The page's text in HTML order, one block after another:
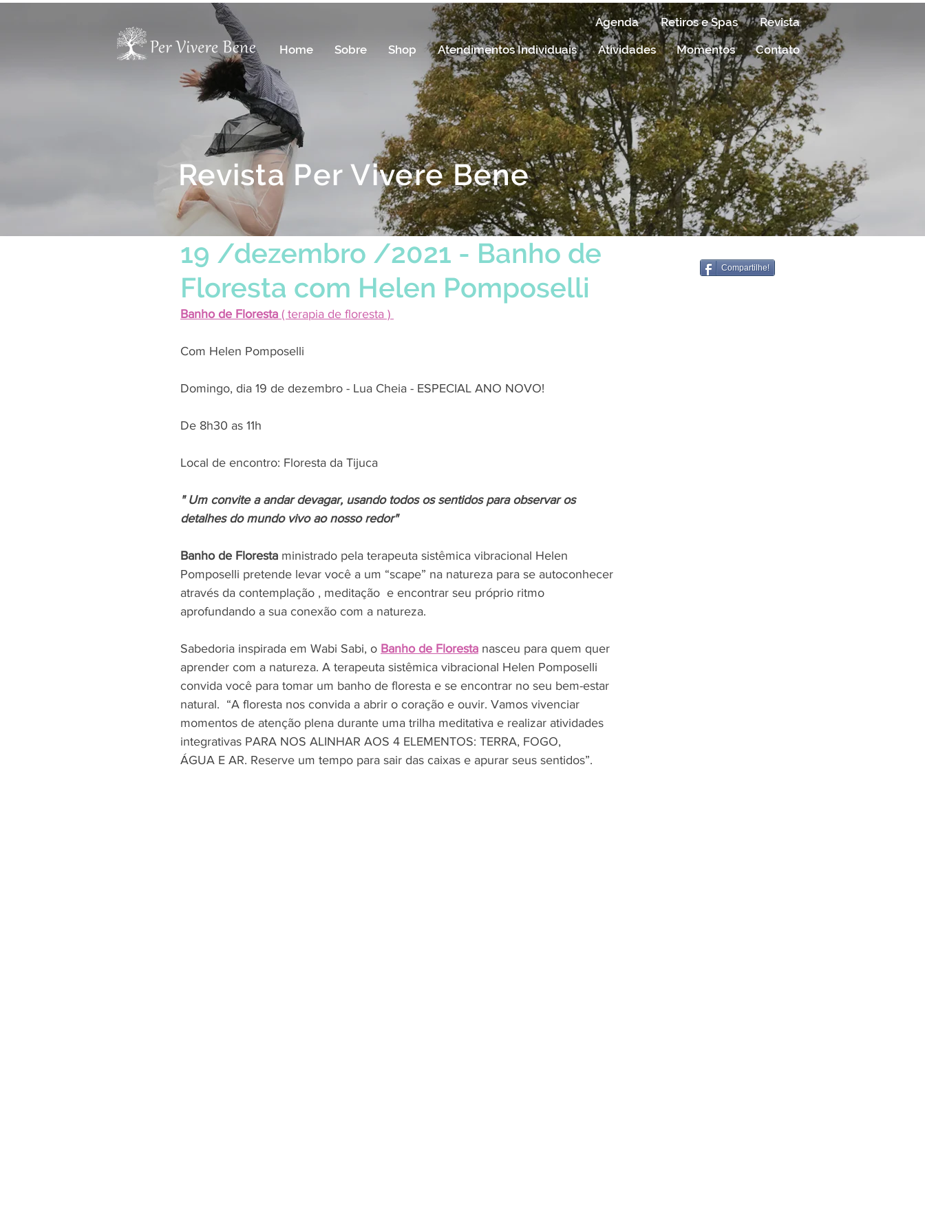
Agenda Retiros e Spas
Revista
Home
Sobre Shop Atendimentos Individuais Atividades Momentos Contato
19 /dezembro /2021 - Banho de
Floresta com Helen Pomposelli
Banho de Floresta ( terapia de floresta )
Com Helen Pomposelli
Domingo, dia 19 de dezembro - Lua Cheia - ESPECIAL ANO NOVO!
De 8h30 as 11h
Local de encontro: Floresta da Tijuca
" Um convite a andar devagar, usando todos os sentidos para observar os
detalhes do mundo vivo ao nosso redor"
Banho de Floresta ministrado pela terapeuta sistêmica vibracional Helen
Pomposelli pretende levar você a um “scape” na natureza para se autoconhecer
através da contemplação , meditação  e encontrar seu próprio ritmo
aprofundando a sua conexão com a natureza.
Sabedoria inspirada em Wabi Sabi, o Banho de Floresta nasceu para quem quer
aprender com a natureza. A terapeuta sistêmica vibracional Helen Pomposelli
convida você para tomar um banho de floresta e se encontrar no seu bem-estar
natural.  “A floresta nos convida a abrir o coração e ouvir. Vamos vivenciar
momentos de atenção plena durante uma trilha meditativa e realizar atividades
integrativas PARA NOS ALINHAR AOS 4 ELEMENTOS: TERRA, FOGO,
ÁGUA E AR. Reserve um tempo para sair das caixas e apurar seus sentidos”.
Revista Per Vivere Bene
Compartilhe!